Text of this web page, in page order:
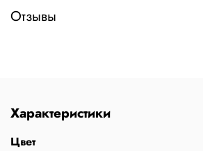
Отзывы
Характеристики
Цвет